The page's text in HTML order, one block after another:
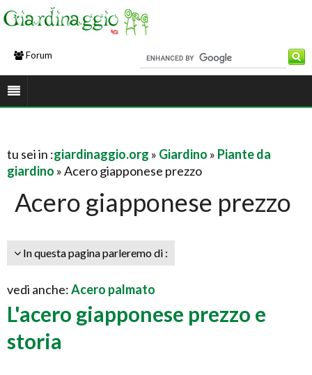
Forum
tu sei in :giardinaggio.org » Giardino » Piante da
giardino » Acero giapponese prezzo
Acero giapponese prezzo
In questa pagina parleremo di :
vedi anche:Acero palmato
L'acero giapponese prezzo e
storia